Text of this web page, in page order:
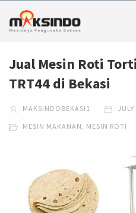
Jual Mesin Roti
TRT44 di Bekasi
MAKSINDOBEKASI1
MESIN MAKANAN, MESIN ROTI